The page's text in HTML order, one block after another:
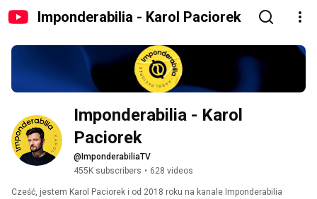
Imponderabilia - Karol Paciorek
Imponderabilia - Karol
Paciorek
@ImponderabiliaTV
455K subscribers • 628 videos
Cześć, jestem Karol Paciorek i od 2018 roku na kanale Imponderabilia